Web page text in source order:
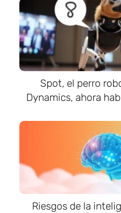
Spot, el perro
Dynamics, ahora
Riesgos de la